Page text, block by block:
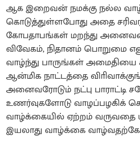
ஆக இறைவன் நமக்கு நல்ல
கொடுத்துள்ளபோது அதை
கோபதாபங்கள் மறந்து
விவேகம், நிதானம் பொறுமை
வாழ்ந்து பாருங்கள் அமைதியை
ஆன்மிக நாட்டத்தை
அனைவரோடும் நட்பு பாராட்டி
உணர்வுகளோடு வாழப்பழகிக்
வாழ்க்கையில் ஏற்றம் வருவதை
இயலாது வாழ்க்கை